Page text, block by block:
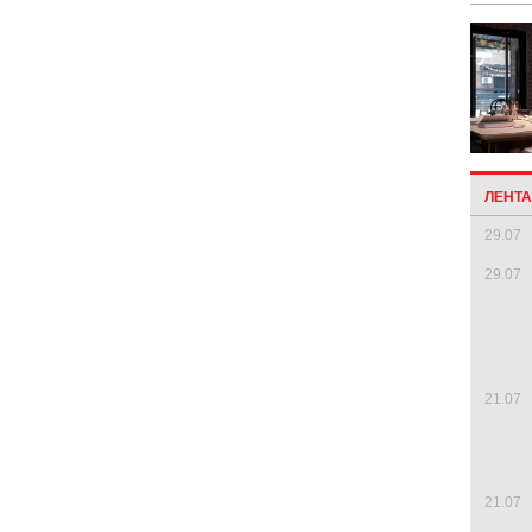
29.07
29.07
21.07
21.07